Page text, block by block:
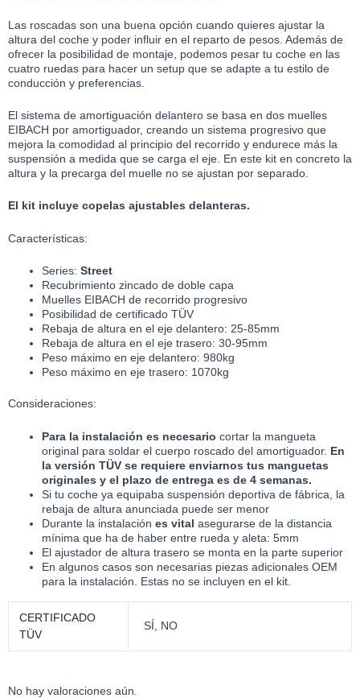
Las roscadas son una buena opción cuando quieres ajustar la
altura del coche y poder influir en el reparto de pesos. Además de
ofrecer la posibilidad de montaje, podemos pesar tu coche en las
cuatro ruedas para hacer un setup que se adapte a tu estilo de
conducción y preferencias.
El sistema de amortiguación delantero se basa en dos muelles
EIBACH por amortiguador, creando un sistema progresivo que
mejora la comodidad al principio del recorrido y endurece más la
suspensión a medida que se carga el eje. En este kit en concreto la
altura y la precarga del muelle no se ajustan por separado.
El kit incluye copelas ajustables delanteras.
Características:
Series: Street
Recubrimiento zincado de doble capa
Muelles EIBACH de recorrido progresivo
Posibilidad de certificado TÜV
Rebaja de altura en el eje delantero: 25-85mm
Rebaja de altura en el eje trasero: 30-95mm
Peso máximo en eje delantero: 980kg
Peso máximo en eje trasero: 1070kg
Consideraciones:
Para la instalación es necesario cortar la mangueta
original para soldar el cuerpo roscado del amortiguador. En
la versión TÜV se requiere enviarnos tus manguetas
originales y el plazo de entrega es de 4 semanas.
Si tu coche ya equipaba suspensión deportiva de fábrica, la
rebaja de altura anunciada puede ser menor
Durante la instalación es vital asegurarse de la distancia
mínima que ha de haber entre rueda y aleta: 5mm
El ajustador de altura trasero se monta en la parte superior
En algunos casos son necesarias piezas adicionales OEM
para la instalación. Estas no se incluyen en el kit.
CERTIFICADO
TÜV
SÍ, NO
No hay valoraciones aún.